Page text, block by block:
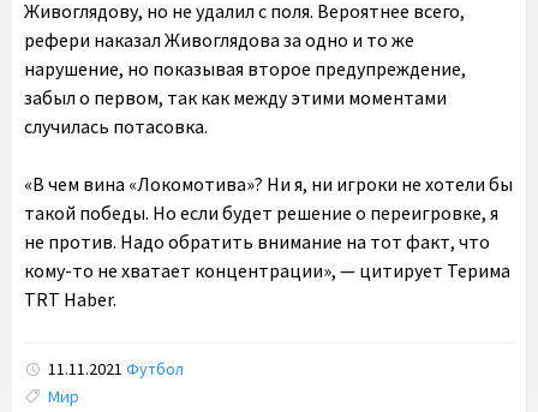
Живоглядову, но не удалил с поля. Вероятнее всего,
рефери наказал Живоглядова за одно и то же
нарушение, но показывая второе предупреждение,
забыл о первом, так как между этими моментами
случилась потасовка.
«В чем вина «Локомотива»? Ни я, ни игроки не хотели бы
такой победы. Но если будет решение о переигровке, я
не против. Надо обратить внимание на тот факт, что
кому-то не хватает концентрации», — цитирует Терима
TRT Haber.
11.11.2021 Футбол
Tags:
Мир